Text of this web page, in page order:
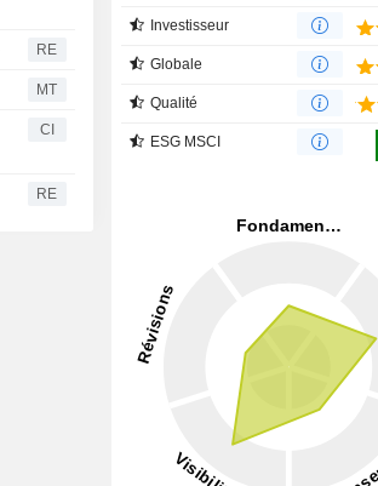
RE
MT
CI
RE
Investisseur
Globale
Qualité
ESG MSCI